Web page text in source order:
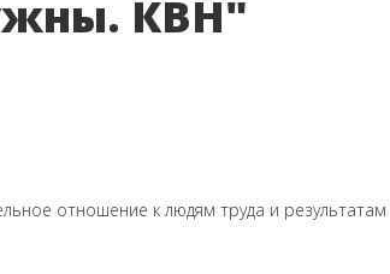
КВН"
отношение к людям труда и результатам